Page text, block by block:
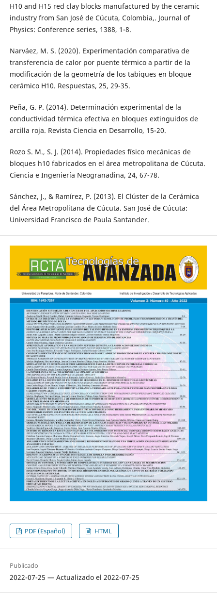
H10 and H15 red clay blocks manufactured by the ceramic
industry from San José de Cúcuta, Colombia,. Journal of
Physics: Conference series, 1388, 1-8.
Narváez, M. S. (2020). Experimentación comparativa de
transferencia de calor por puente térmico a partir de la
modificación de la geometría de los tabiques en bloque
cerámico H10. Respuestas, 25, 29-35.
Peña, G. P. (2014). Determinación experimental de la
conductividad térmica efectiva en bloques extinguidos de
arcilla roja. Revista Ciencia en Desarrollo, 15-20.
Rozo S. M., S. J. (2014). Propiedades físico mecánicas de
bloques h10 fabricados en el área metropolitana de Cúcuta.
Ciencia e Ingeniería Neogranadina, 24, 67-78.
Sánchez, J., & Ramírez, P. (2013). El Clúster de la Cerámica
del Área Metropolitana de Cúcuta. San José de Cúcuta:
Universidad Francisco de Paula Santander.
PDF (Español) HTML
Publicado
2022-07-25 — Actualizado el 2022-07-25